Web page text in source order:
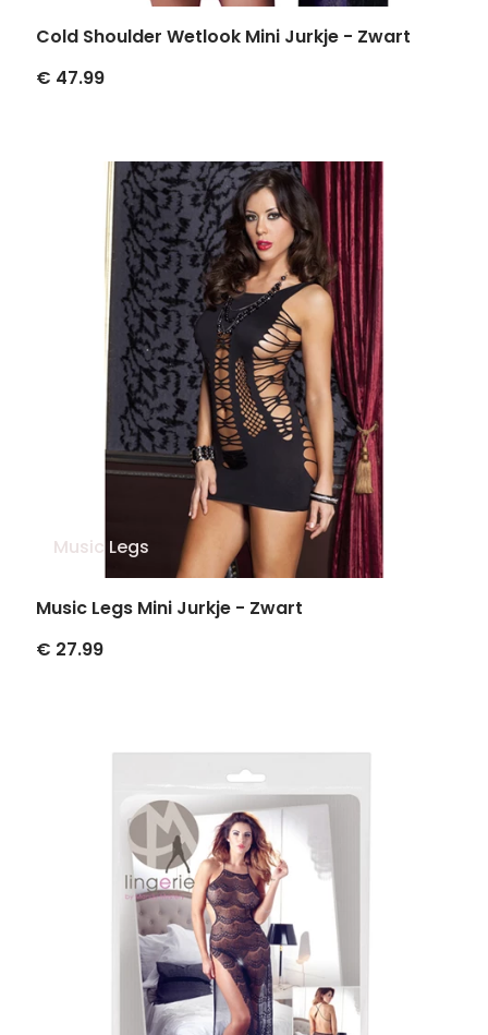
Cold Shoulder Wetlook Mini Jurkje - Zwart
€ 47.99
Music Legs
Music Legs Mini Jurkje - Zwart
€ 27.99